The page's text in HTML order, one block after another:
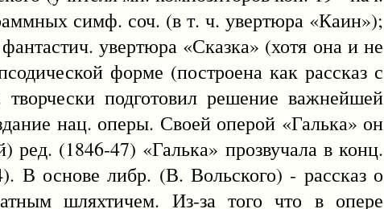
симф. соч. (в т. ч. увертюра «Каин»);
увертюра «Сказка» (хотя она и не
форме (построена как рассказ с
подготовил решение важнейшей
нац. оперы. Своей оперой «Галька» он
(1846-47) «Галька» прозвучала в конц.
В основе либр. (В. Вольского) - рассказ о
шляхтичем. Из-за того что в опере